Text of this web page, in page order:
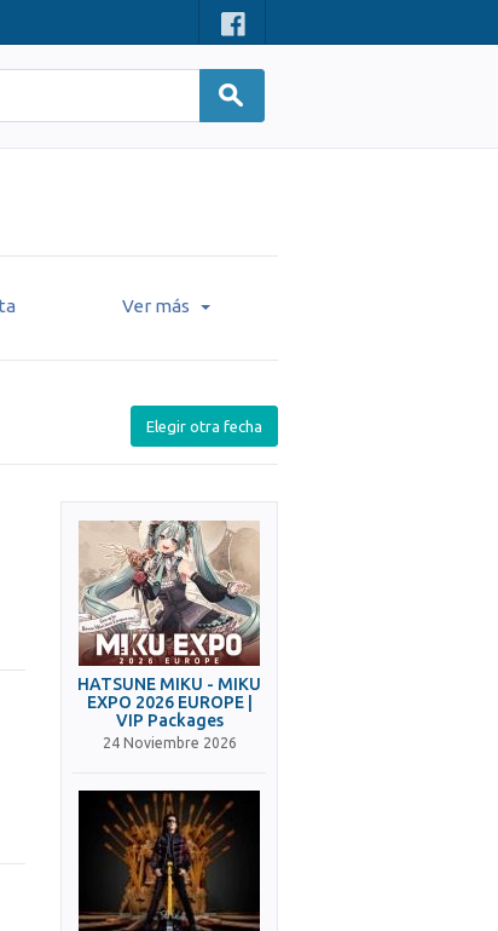
Ver más
Elegir otra fecha
HATSUNE MIKU - MIKU
EXPO 2026 EUROPE |
VIP Packages
24 Noviembre 2026